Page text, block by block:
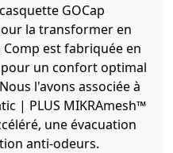
GOCap
la transformer en
Comp est fabriquée en
pour un confort optimal
l'avons associée à
| PLUS MIKRAmesh™
une évacuation
anti-odeurs.